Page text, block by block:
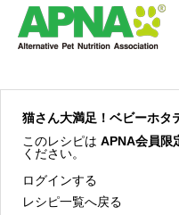
猫さん大満足！ベビーホタ
このレシピは APNA会員限
ください。
ログインする
レシピ一覧へ戻る